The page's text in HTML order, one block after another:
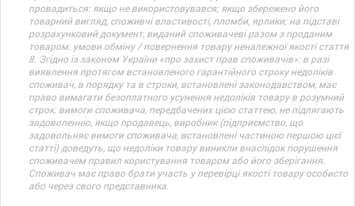
провадиться: якщо не використовувався; якщо збережено його
товарний вигляд, споживчі властивості, пломби, ярлики; на підставі
розрахунковий документ, виданий споживачеві разом з проданим
товаром. умови обміну / повернення товару неналежної якості стаття
8. Згідно із законом України «про захист прав споживачів»: в разі
виявлення протягом встановленого гарантійного строку недоліків
споживач, в порядку та в строки, встановлені законодавством, має
право вимагати безоплатного усунення недоліків товару в розумний
строк. вимоги споживача, передбачених цією статтею, не підлягають
задоволенню, якщо продавець, виробник (підприємство, що
задовольняє вимоги споживача, встановлені частиною першою цієї
статті) доведуть, що недоліки товару виникли внаслідок порушення
споживачем правил користування товаром або його зберігання.
Споживач має право брати участь у перевірці якості товару особисто
або через свого представника.